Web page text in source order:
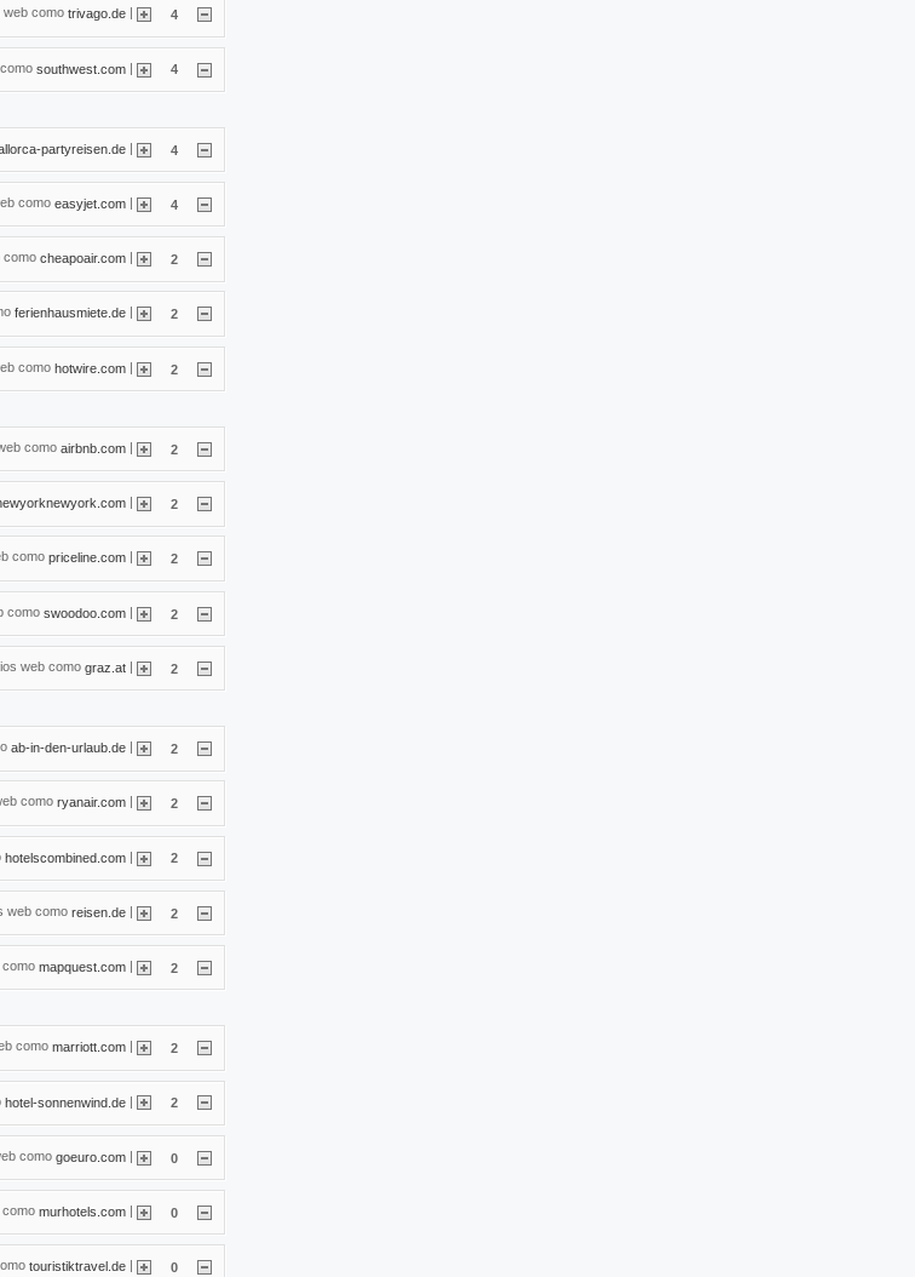
web como trivago.de 4
southwest.com | 4
partyreisen.de | 4
como easyjet.com | 4
como cheapoair.com 2
ferienhausmiete.de 2
como hotwire.com | 2
como airbnb.com | 2
| 2
como priceline.com 2
como swoodoo.com | 2
web como graz.at | 2
ab-in-den-urlaub.de | 2
como ryanair.com 2
hotelscombined.com | 2
web como reisen.de | 2
como mapquest.com | 2
como marriott.com 2
hotel-sonnenwind.de | 2
como goeuro.com | 0
como murhotels.com | 0
touristiktravel.de 0